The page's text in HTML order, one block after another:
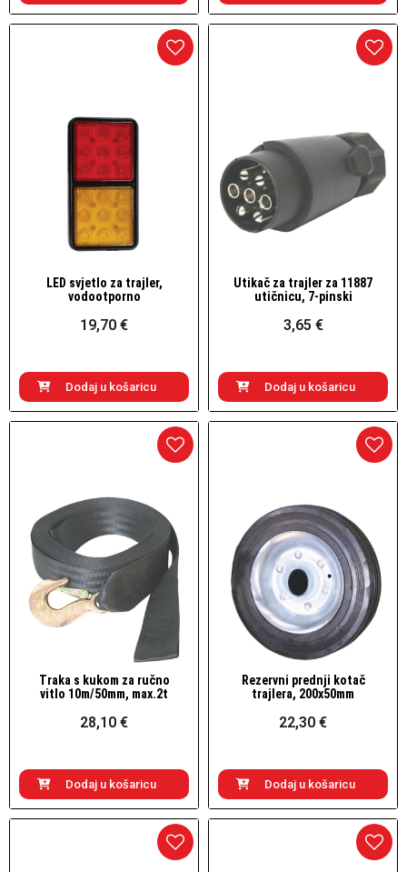
Brzi pogled
LED svjetlo za trajler,
vodootporno
19,70 €
Dodaj u košaricu
Brzi pogled
Utikač za trajler za 11887
utičnicu, 7-pinski
3,65 €
Dodaj u košaricu
Brzi pogled
Traka s kukom za ručno
vitlo 10m/50mm, max.2t
28,10 €
Dodaj u košaricu
Brzi pogled
Rezervni prednji kotač
trajlera, 200x50mm
22,30 €
Dodaj u košaricu